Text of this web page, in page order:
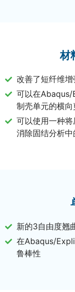
材
改善了短纤维
可以在Abaqus/
制壳单元的横
可以使用一种
消除固结分析
新的3自由度翘
在Abaqus/
鲁棒性